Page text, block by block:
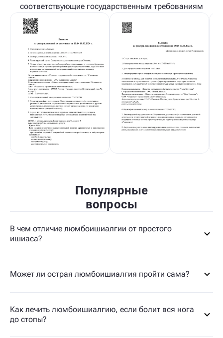
соответствующие государственным требованиям
Популярные
вопросы
В чем отличие люмбоишиалгии от простого
ишиаса?
Может ли острая люмбоишиалгия пройти сама?
Как лечить люмбоишиалгию, если болит вся нога
до стопы?